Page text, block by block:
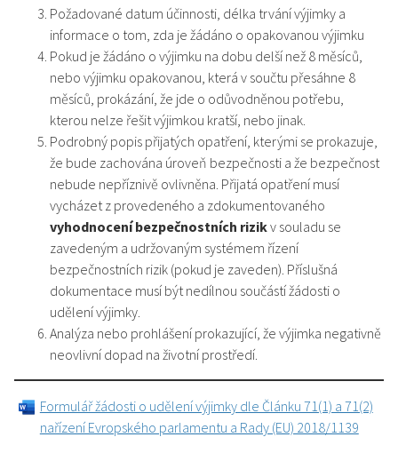
Požadované datum účinnosti, délka trvání výjimky a
informace o tom, zda je žádáno o opakovanou výjimku
Pokud je žádáno o výjimku na dobu delší než 8 měsíců,
nebo výjimku opakovanou, která v součtu přesáhne 8
měsíců, prokázání, že jde o odůvodněnou potřebu,
kterou nelze řešit výjimkou kratší, nebo jinak.
Podrobný popis přijatých opatření, kterými se prokazuje,
že bude zachována úroveň bezpečnosti a že bezpečnost
nebude nepříznivě ovlivněna. Přijatá opatření musí
vycházet z provedeného a zdokumentovaného
vyhodnocení bezpečnostních rizikv souladu se
zavedeným a udržovaným systémem řízení
bezpečnostních rizik (pokud je zaveden). Příslušná
dokumentace musí být nedílnou součástí žádosti o
udělení výjimky.
Analýza nebo prohlášení prokazující, že výjimka negativně
neovlivní dopad na životní prostředí.
Formulář žádosti o udělení výjimky dle Článku 71(1) a 71(2)
nařízení Evropského parlamentu a Rady (EU) 2018/1139